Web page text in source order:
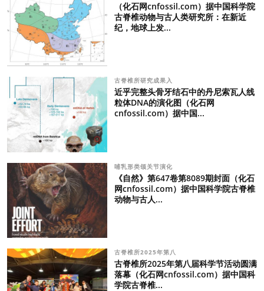
（化石网cnfossil.com）据中国科学院
古脊椎动物与古人类研究所：在新近
纪，地球上发...
古脊椎所研究成果入
近乎完整头骨牙结石中的丹尼索瓦人线
粒体DNA的演化图（化石网
cnfossil.com）据中国...
哺乳形类颌关节演化
《自然》第647卷第8089期封面（化石
网cnfossil.com）据中国科学院古脊椎
动物与古人...
古脊椎所2025年第八
古脊椎所2025年第八届科学节活动圆满
落幕（化石网cnfossil.com）据中国科
学院古脊椎...